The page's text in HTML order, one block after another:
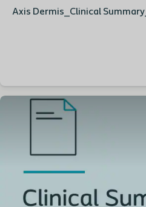
Axis Dermis_Clinical